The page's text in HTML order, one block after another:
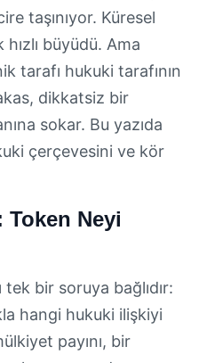
taşınıyor. Küresel
büyüdü. Ama
tarafı hukuki tarafının
dikkatsiz bir
sokar. Bu yazıda
çerçevesini ve kör
Neyi
bir soruya bağlıdır:
hangi hukuki ilişkiyi
payını, bir